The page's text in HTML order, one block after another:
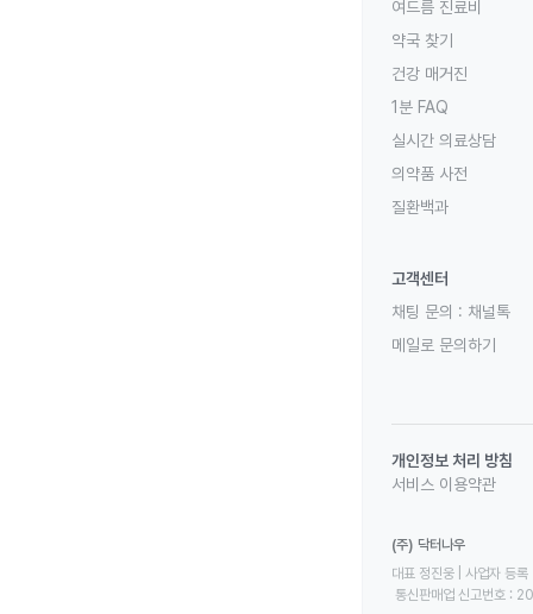
여드름 진료비
약국 찾기
건강 매거진
1분 FAQ
실시간 의료상담
의약품 사전
질환백과
고객센터
채팅 문의 : 채널톡
메일로 문의하기
개인정보 처리 방침
서비스 이용약관
(주) 닥터나우
대표 정진웅 | 사업자
통신판매업 신고번호